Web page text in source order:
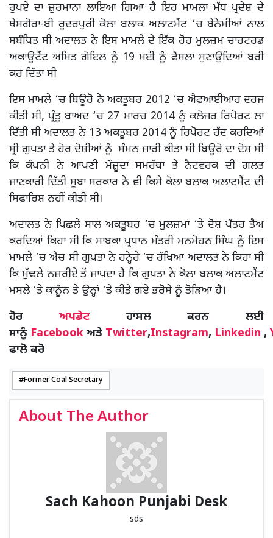
ਰੁਪਏ ਦਾ ਜ਼ੁਰਮਾਨਾ ਲਾਇਆ ਗਿਆ ਹੈ ਇਹ ਮਾਮਲਾ ਮੱਧ ਪ੍ਰਦੇਸ਼ ਦੇ
ਥੇਸਗੋਰਾ-ਬੀ ਰੂਦਰਪੁਰੀ ਕੋਲਾ ਬਲਾਕ ਅਲਾਟਮੈਂਟ ‘ਚ ਬੇਨੇਮੀਆਂ ਨਾਲ
ਸਬੰਧਿਤ ਸੀ ਅਦਾਲਤ ਨੇ ਇਸ ਮਾਮਲੇ ਦੇ ਇੱਕ ਹੋਰ ਮੁਲਜ਼ਮ ਚਾਰਟਰਡ
ਅਕਾਊਟੈਂਟ ਅਮਿਤ ਗੋਇਲ ਨੂੰ 19 ਮਈ ਨੂੰ ਫੈਸਲਾ ਸੁਣਾਉਂਦਿਆਂ ਬਰੀ
ਕਰ ਦਿੱਤਾ ਸੀ
ਇਸ ਮਾਮਲੇ ‘ਚ ਬਿਊਰੋ ਨੇ ਅਕਤੂਬਰ 2012 ‘ਚ ਐਫਆਈਆਰ ਦਰਜ
ਕੀਤੀ ਸੀ, ਪ੍ਰੰਤੂ ਬਾਅਦ ‘ਚ 27 ਮਾਰਚ 2014 ਨੂੰ ਕਲੋਜਰ ਰਿਪੋਰਟ ਲਾ
ਦਿੱਤੀ ਸੀ ਅਦਾਲਤ ਨੇ 13 ਅਕਤੂਬਰ 2014 ਨੂੰ ਰਿਪੋਰਟ ਰੱਦ ਕਰਦਿਆਂ
ਸ੍ਰੀ ਗੁਪਤਾ ਤੇ ਹੋਰ ਦੋਸ਼ੀਆਂ ਨੂੰ ਸੰਮਨ ਜਾਰੀ ਕੀਤਾ ਸੀ ਬਿਊਰੋ ਦਾ ਦੋਸ਼ ਸੀ
ਕਿ ਕੰਪਨੀ ਨੇ ਆਪਣੀ ਮੌਜ਼ੂਦਾ ਸਮਰੱਥਾ ਤੇ ਨੈਟਵਰਕ ਦੀ ਗਲਤ
ਜਾਣਕਾਰੀ ਦਿੱਤੀ ਸੂਬਾ ਸਰਕਾਰ ਨੇ ਵੀ ਕਿਸੇ ਕੋਲਾ ਬਲਾਕ ਅਲਾਟਮੈਂਟ ਦੀ
ਸਿਫਾਰਿਸ਼ ਨਹੀਂ ਕੀਤੀ ਸੀ।
ਅਦਾਲਤ ਨੇ ਪਿਛਲੇ ਸਾਲ ਅਕਤੂਬਰ ‘ਚ ਮੁਲਜ਼ਮਾਂ ‘ਤੇ ਦੋਸ਼ ਪੱਤਰ ਤੈਅ
ਕਰਦਿਆਂ ਕਿਹਾ ਸੀ ਕਿ ਸਾਬਕਾ ਪ੍ਰਧਾਨ ਮੰਤਰੀ ਮਨਮੋਹਨ ਸਿੰਘ ਨੂੰ ਇਸ
ਮਾਮਲੇ ‘ਚ ਐਚ ਸੀ ਗੁਪਤਾ ਨੇ ਹਨ੍ਹੇਰੇ ‘ਚ ਰੱਖਿਆ ਅਦਾਲਤ ਨੇ ਕਿਹਾ ਸੀ
ਕਿ ਮੁੱਢਲੇ ਨਜ਼ਰੀਏ ਤੋਂ ਜਾਪਦਾ ਹੈ ਕਿ ਗੁਪਤਾ ਨੇ ਕੋਲਾ ਬਲਾਕ ਅਲਾਟਮੈਂਟ
ਮਸਲੇ ‘ਤੇ ਕਾਨੂੰਨ ਤੇ ਉਨ੍ਹਾਂ ‘ਤੇ ਕੀਤੇ ਗਏ ਭਰੋਸੇ ਨੂੰ ਤੋੜਿਆ ਹੈ।
ਹੋਰ ਅਪਡੇਟਹਾਸਲ ਕਰਨ ਲਈ
ਸਾਨੂੰ Facebook ਅਤੇ Twitter,Instagram, Linkedin ,
ਫਾਲੋ ਕਰੋ
Former Coal Secretary
About The Author
Sach Kahoon Punjabi Desk
sds